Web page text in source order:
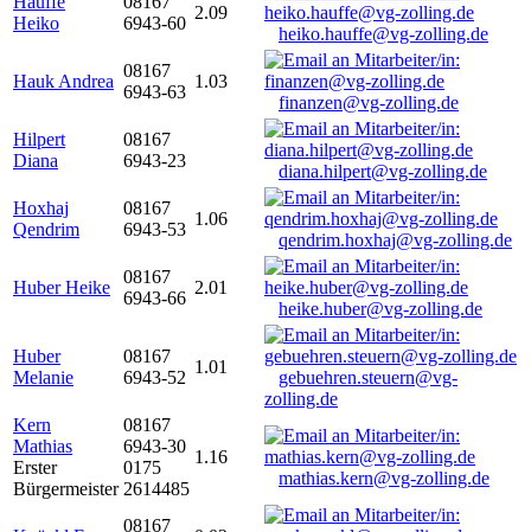
Heiko
6943-60
2.09
heiko.hauffe@vg-zolling.de
Hauk Andrea
08167
6943-63
1.03
finanzen@vg-zolling.de
Hilpert
Diana
08167
6943-23
diana.hilpert@vg-zolling.de
Hoxhaj
Qendrim
08167
6943-53
1.06
qendrim.hoxhaj@vg-zolling.de
Huber Heike
08167
6943-66
2.01
heike.huber@vg-zolling.de
Huber
Melanie
08167
6943-52
1.01
gebuehren.steuern@vg-
zolling.de
Kern
Mathias
Erster
Bürgermeister
08167
6943-30
0175
2614485
1.16
mathias.kern@vg-zolling.de
08167